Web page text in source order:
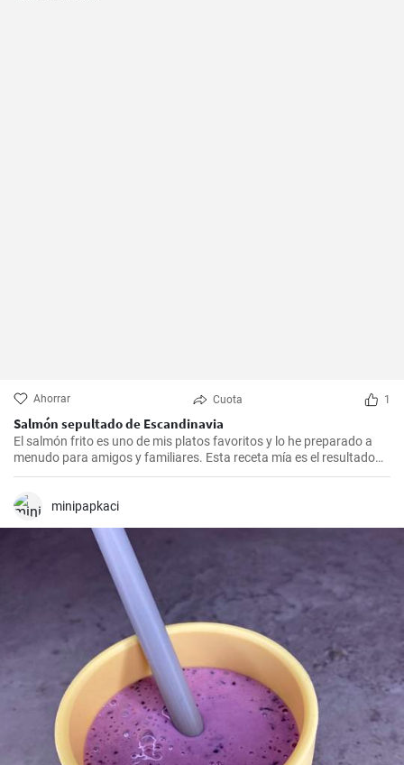
Ahorrar Cuota 1
Salmón sepultado de Escandinavia
El salmón frito es uno de mis platos favoritos y lo he preparado a
menudo para amigos y familiares. Esta receta mía es el resultado
de mucha experimentación y personalización. Lo sorprendente es
impresionante. Un trozo de filete de salmón fresco se marina en un
minipapkaci